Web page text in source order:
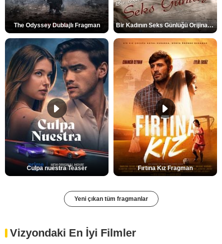
The Odyssey Dublajlı Fragman Bir Kadının Seks Günlüğü Orijinal Fragman
Culpa nuestra Teaser Fırtına Kız Fragman
Yeni çıkan tüm fragmanlar
Vizyondaki En İyi Filmler